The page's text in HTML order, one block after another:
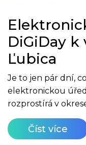
DiGiDay k
Ľubica
Je to jen pár dní,
elektronickou
rozprostírá v
Číst více